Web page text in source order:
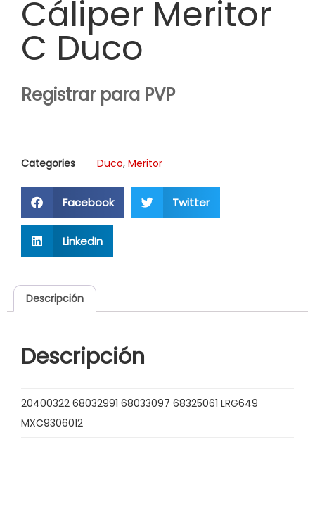
Cáliper Meritor
C Duco
Registrar para PVP
Categories Duco, Meritor
Facebook Twitter
LinkedIn
Descripción
Descripción
20400322 68032991 68033097 68325061 LRG649
MXC9306012